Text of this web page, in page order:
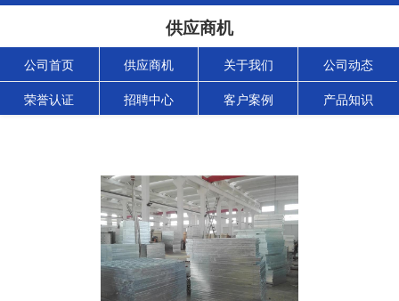
供应商机
公司首页 供应商机 关于我们 公司动态
荣誉认证 招聘中心 客户案例 产品知识